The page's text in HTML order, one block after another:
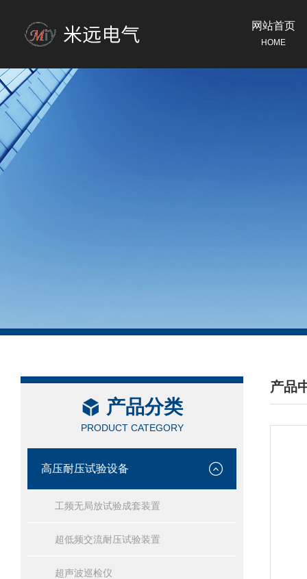
网站首页
HOME
产品分类
PRODUCT CATEGORY
高压耐压试验设备
工频无局放试验成套装置
超低频交流耐压试验装置
超声波巡检仪
产品
/